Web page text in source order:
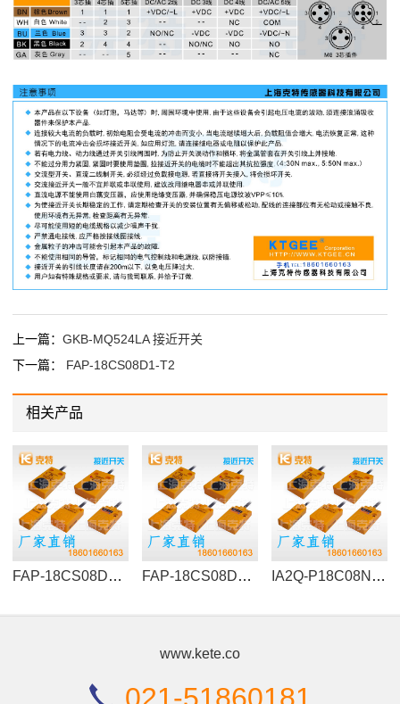
上一篇： GKB-MQ524LA 接近开关
下一篇： FAP-18CS08D1-T2
相关产品
FAP-18CS08D1-T2 FAP-18CS08D2-TS8 IA2Q-P18C08N-O3A2
www.kete.co
021-51860181